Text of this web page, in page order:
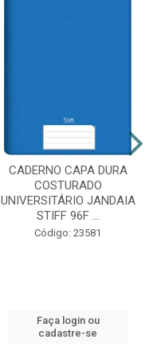
CADERNO CAPA DURA
COSTURADO
UNIVERSITÁRIO JANDAIA
STIFF 96F ...
Código: 23581
Faça login ou
cadastre-se